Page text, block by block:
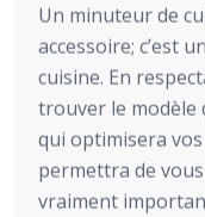
Un minuteur de
accessoire; c’est
cuisine. En
trouver le modèle
qui optimisera
permettra de
vraiment